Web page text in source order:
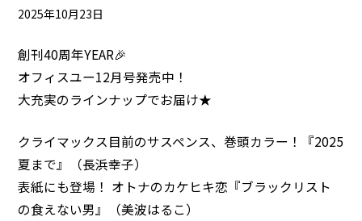
2025年10月23日
創刊40周年YEAR🎉
オフィスユー12月号発売中！
大充実のラインナップでお届け★
クライマックス目前のサスペンス、巻頭カラー！『2025
夏まで』（長浜幸子）
表紙にも登場！ オトナのカケヒキ恋『ブラックリスト
の食えない男』（美波はるこ）